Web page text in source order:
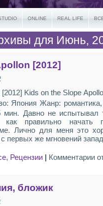
ONLINE REAL LIFE
для Июнь,
[2012]
Kids on the Slope
Япония Жанр:
Давно не испытывал
правильно начать
Лично для меня это
с первых же мгновений
, Рецензии | Комментариик
бложик